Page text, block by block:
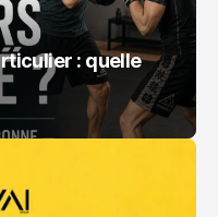
: quelle